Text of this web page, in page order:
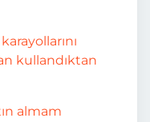
kullandıktan
almam